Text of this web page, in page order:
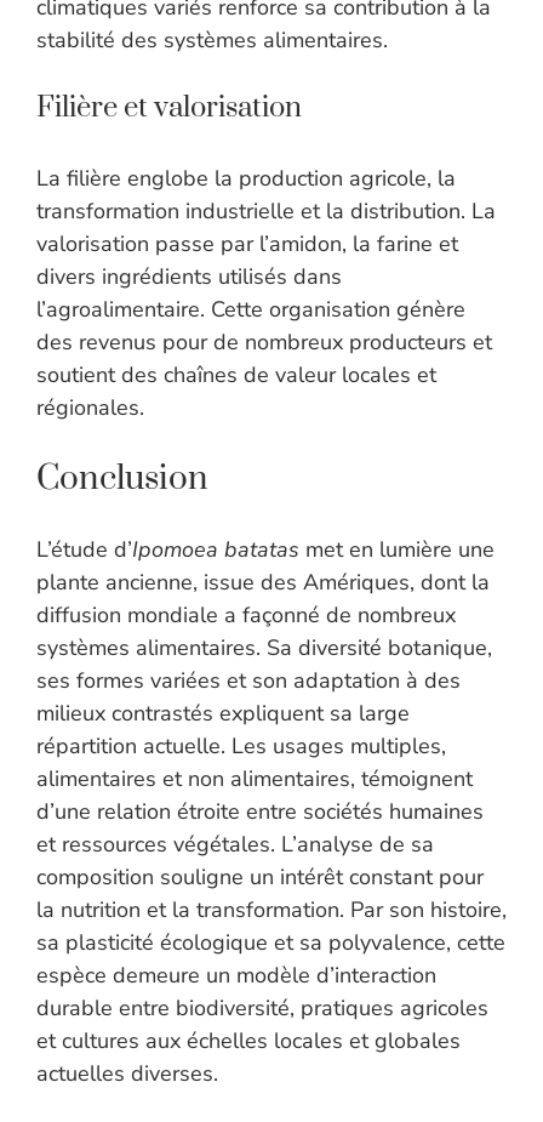
climatiques variés renforce sa contribution à la
stabilité des systèmes alimentaires.
Filière et valorisation
La filière englobe la production agricole, la
transformation industrielle et la distribution. La
valorisation passe par l’amidon, la farine et
divers ingrédients utilisés dans
l’agroalimentaire. Cette organisation génère
des revenus pour de nombreux producteurs et
soutient des chaînes de valeur locales et
régionales.
Conclusion
L’étude d’Ipomoea batatas met en lumière une
plante ancienne, issue des Amériques, dont la
diffusion mondiale a façonné de nombreux
systèmes alimentaires. Sa diversité botanique,
ses formes variées et son adaptation à des
milieux contrastés expliquent sa large
répartition actuelle. Les usages multiples,
alimentaires et non alimentaires, témoignent
d’une relation étroite entre sociétés humaines
et ressources végétales. L’analyse de sa
composition souligne un intérêt constant pour
la nutrition et la transformation. Par son histoire,
sa plasticité écologique et sa polyvalence, cette
espèce demeure un modèle d’interaction
durable entre biodiversité, pratiques agricoles
et cultures aux échelles locales et globales
actuelles diverses.